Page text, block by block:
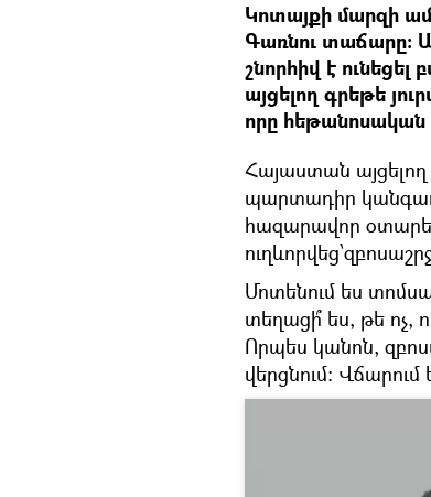
Կոտայքի մարզի
Գառնու տաճարը:
շնորհիվ է
այցելող գրեթե
որը հեթանոսական
Հայաստան
պարտադիր
հազարավոր
Մոտենում ես
տեղացի՞ ես, թե
Որպես կանոն,
վերցնում: